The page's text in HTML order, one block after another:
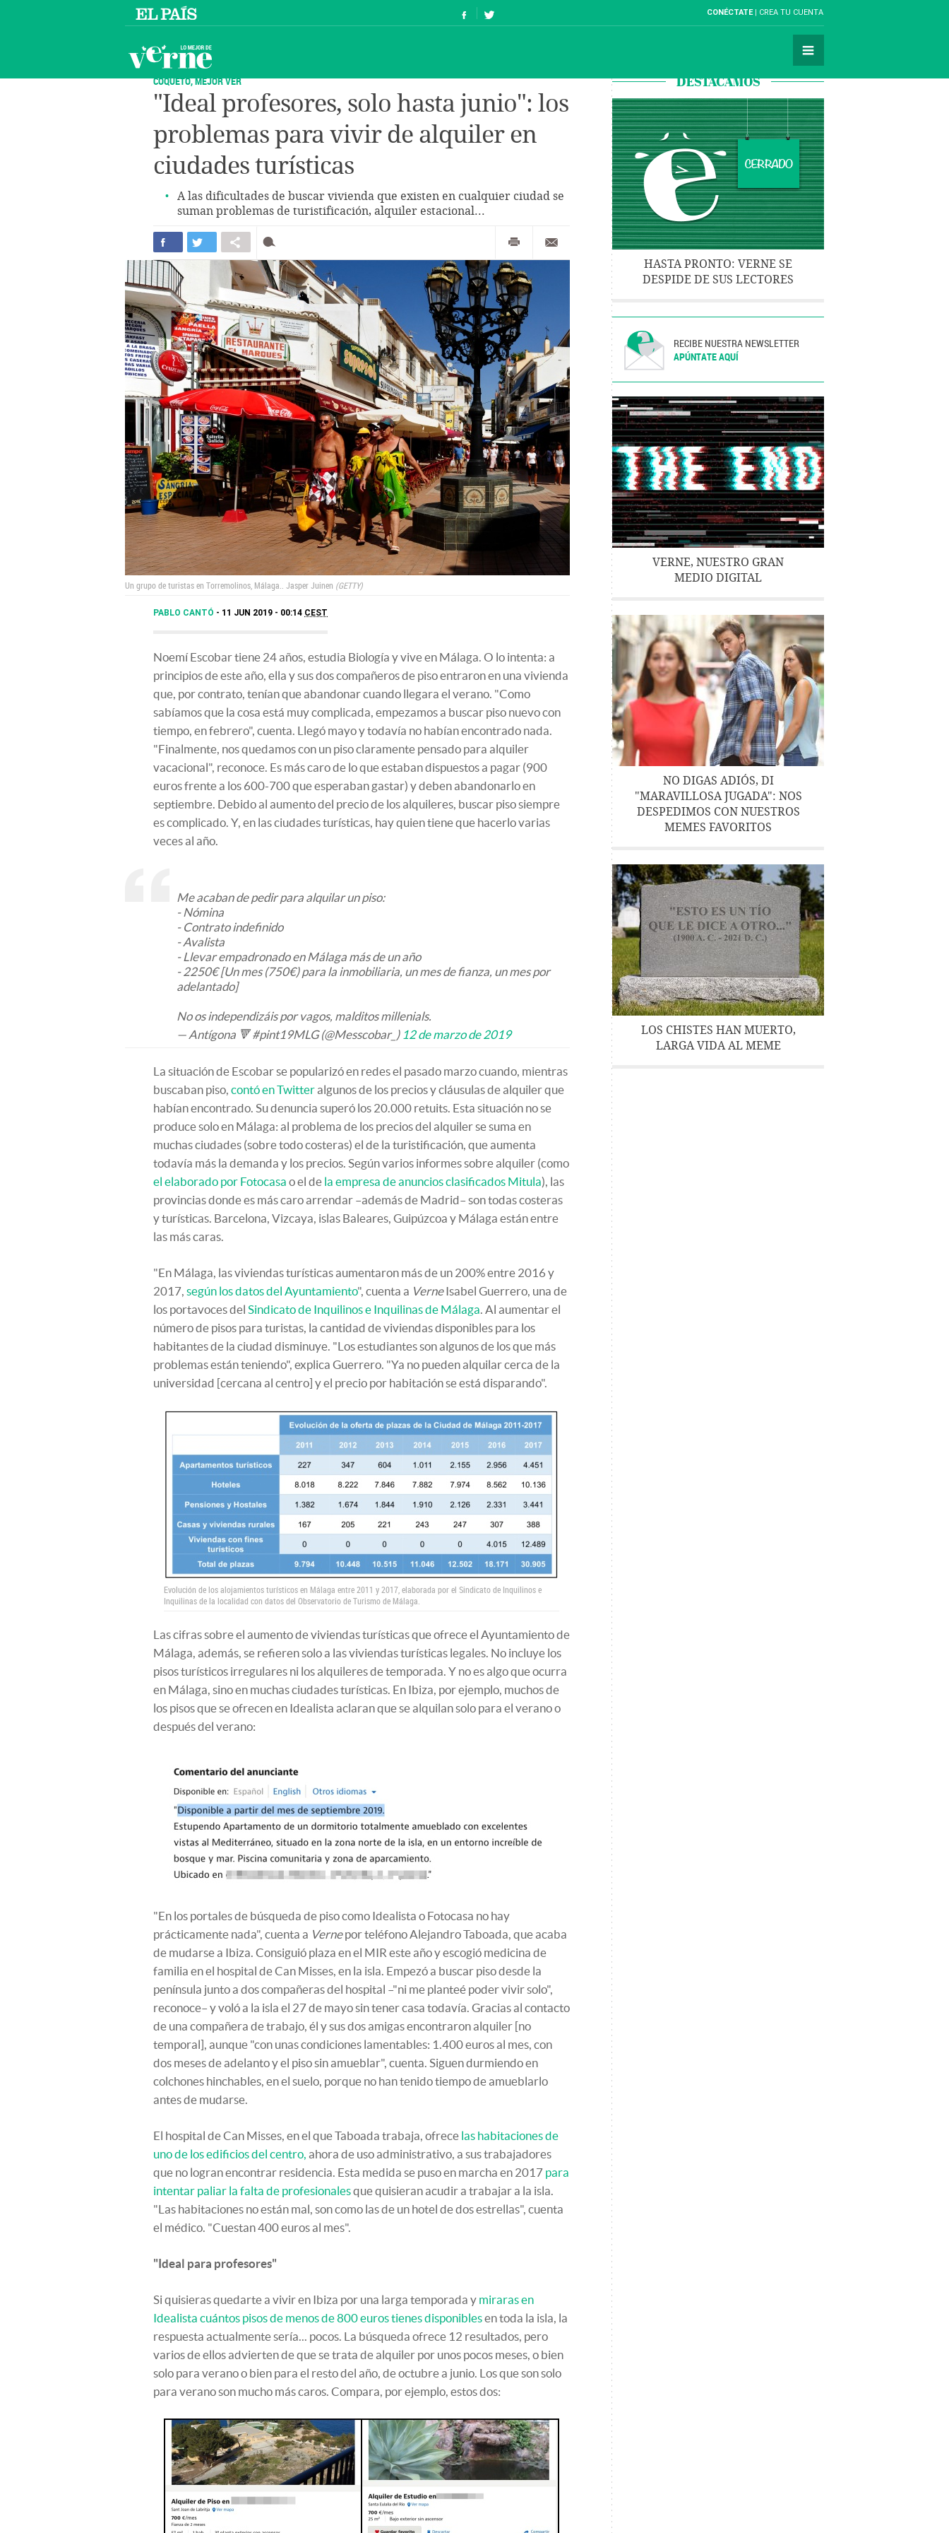
CONÉCTATE CREA TU CUENTA
COQUETO, MEJOR VER
"Ideal profesores, solo hasta junio": los
problemas para vivir de alquiler en
ciudades turísticas
A las dificultades de buscar vivienda que existen en cualquier ciudad se
suman problemas de turistificación, alquiler estacional...
Un grupo de turistas en Torremolinos, Málaga.. Jasper Juinen GETTY
PABLO CANTÓ 11 JUN 2019 - 00:14 CEST
Noemí Escobar tiene 24 años, estudia Biología y vive en Málaga. O lo intenta: a
principios de este año, ella y sus dos compañeros de piso entraron en una vivienda
que, por contrato, tenían que abandonar cuando llegara el verano. "Como
sabíamos que la cosa está muy complicada, empezamos a buscar piso nuevo con
tiempo, en febrero", cuenta. Llegó mayo y todavía no habían encontrado nada.
"Finalmente, nos quedamos con un piso claramente pensado para alquiler
vacacional", reconoce. Es más caro de lo que estaban dispuestos a pagar (900
euros frente a los 600-700 que esperaban gastar) y deben abandonarlo en
septiembre. Debido al aumento del precio de los alquileres, buscar piso siempre
es complicado. Y, en las ciudades turísticas, hay quien tiene que hacerlo varias
veces al año.
Me acaban de pedir para alquilar un piso:
- Nómina
- Contrato indefinido
- Avalista
- Llevar empadronado en Málaga más de un año
- 2250€ [Un mes (750€) para la inmobiliaria, un mes de fianza, un mes por
adelantado]
No os independizáis por vagos, malditos millenials.
— Antígona 🔻 #pint19MLG (@Messcobar_) 12 de marzo de 2019
La situación de Escobar se popularizó en redes el pasado marzo cuando, mientras
buscaban piso, contó en Twitteralgunos de los precios y cláusulas de alquiler que
habían encontrado. Su denuncia superó los 20.000 retuits. Esta situación no se
produce solo en Málaga: al problema de los precios del alquiler se suma en
muchas ciudades (sobre todo costeras) el de la turistificación, que aumenta
todavía más la demanda y los precios. Según varios informes sobre alquiler (como
el elaborado por Fotocasa o el de la empresa de anuncios clasificados Mitula), las
provincias donde es más caro arrendar –además de Madrid– son todas costeras
y turísticas. Barcelona, Vizcaya, islas Baleares, Guipúzcoa y Málaga están entre
las más caras.
"En Málaga, las viviendas turísticas aumentaron más de un 200% entre 2016 y
2017, según los datos del Ayuntamiento", cuenta a VerneIsabel Guerrero, una de
los portavoces del Sindicato de Inquilinos e Inquilinas de Málaga. Al aumentar el
número de pisos para turistas, la cantidad de viviendas disponibles para los
habitantes de la ciudad disminuye. "Los estudiantes son algunos de los que más
problemas están teniendo", explica Guerrero. "Ya no pueden alquilar cerca de la
universidad [cercana al centro] y el precio por habitación se está disparando".
Evolución de los alojamientos turísticos en Málaga entre 2011 y 2017, elaborada por el Sindicato de Inquilinos e
Inquilinas de la localidad con datos del Observatorio de Turismo de Málaga.
Las cifras sobre el aumento de viviendas turísticas que ofrece el Ayuntamiento de
Málaga, además, se refieren solo a las viviendas turísticas legales. No incluye los
pisos turísticos irregulares ni los alquileres de temporada. Y no es algo que ocurra
en Málaga, sino en muchas ciudades turísticas. En Ibiza, por ejemplo, muchos de
los pisos que se ofrecen en Idealista aclaran que se alquilan solo para el verano o
después del verano:
"En los portales de búsqueda de piso como Idealista o Fotocasa no hay
prácticamente nada", cuenta a Vernepor teléfono Alejandro Taboada, que acaba
de mudarse a Ibiza. Consiguió plaza en el MIR este año y escogió medicina de
familia en el hospital de Can Misses, en la isla. Empezó a buscar piso desde la
península junto a dos compañeras del hospital –"ni me planteé poder vivir solo",
reconoce– y voló a la isla el 27 de mayo sin tener casa todavía. Gracias al contacto
de una compañera de trabajo, él y sus dos amigas encontraron alquiler [no
temporal], aunque "con unas condiciones lamentables: 1.400 euros al mes, con
dos meses de adelanto y el piso sin amueblar", cuenta. Siguen durmiendo en
colchones hinchables, en el suelo, porque no han tenido tiempo de amueblarlo
antes de mudarse.
El hospital de Can Misses, en el que Taboada trabaja, ofrece las habitaciones de
uno de los edificios del centro, ahora de uso administrativo, a sus trabajadores
que no logran encontrar residencia. Esta medida se puso en marcha en 2017 para
intentar paliar la falta de profesionalesque quisieran acudir a trabajar a la isla.
"Las habitaciones no están mal, son como las de un hotel de dos estrellas", cuenta
el médico. "Cuestan 400 euros al mes".
"Ideal para profesores"
Si quisieras quedarte a vivir en Ibiza por una larga temporada y miraras en
Idealista cuántos pisos de menos de 800 euros tienes disponiblesen toda la isla, la
respuesta actualmente sería... pocos. La búsqueda ofrece 12 resultados, pero
varios de ellos advierten de que se trata de alquiler por unos pocos meses, o bien
solo para verano o bien para el resto del año, de octubre a junio. Los que son solo
para verano son mucho más caros. Compara, por ejemplo, estos dos:
DESTACAMOS
HASTA PRONTO: VERNE SE
DESPIDE DE SUS LECTORES
RECIBE NUESTRA NEWSLETTER
APÚNTATE AQUÍ
VERNE, NUESTRO GRAN
MEDIO DIGITAL
NO DIGAS ADIÓS, DI
"MARAVILLOSA JUGADA": NOS
DESPEDIMOS CON NUESTROS
MEMES FAVORITOS
LOS CHISTES HAN MUERTO,
LARGA VIDA AL MEME